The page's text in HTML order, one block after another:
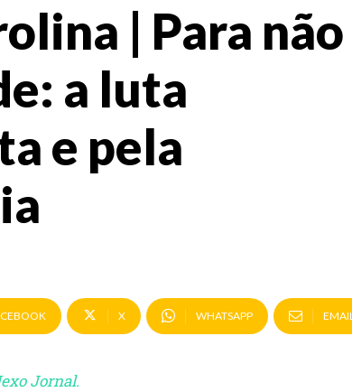
| Para não
a luta
e pela
X WHATSAPP EMAIL
Jornal.